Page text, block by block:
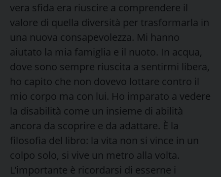
vera sfida era riuscire a comprendere il
valore di quella diversità per trasformarla in
una nuova consapevolezza. Mi hanno
aiutato la mia famiglia e il nuoto. In acqua,
dove sono sempre riuscita a sentirmi libera,
ho capito che non dovevo lottare contro il
mio corpo ma con lui. Ho imparato a vedere
la disabilità come un insieme di abilità
ancora da scoprire e da adattare. È la
filosofia del libro: la vita non si vince in un
colpo solo, si vive un metro alla volta.
L’importante è ricordarsi di esserne i